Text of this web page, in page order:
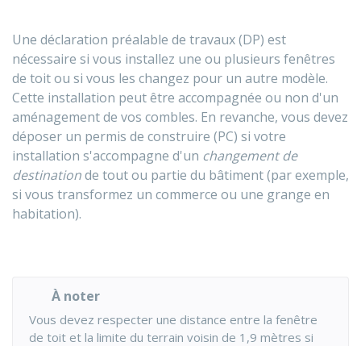
Une déclaration préalable de travaux (DP) est
nécessaire si vous installez une ou plusieurs fenêtres
de toit ou si vous les changez pour un autre modèle.
Cette installation peut être accompagnée ou non d'un
aménagement de vos combles. En revanche, vous devez
déposer un permis de construire (PC) si votre
installation s'accompagne d'un changement de
destinationde tout ou partie du bâtiment (par exemple,
si vous transformez un commerce ou une grange en
habitation).
À noter
Vous devez respecter une distance entre la fenêtre
de toit et la limite du terrain voisin de 1,9 mètres si